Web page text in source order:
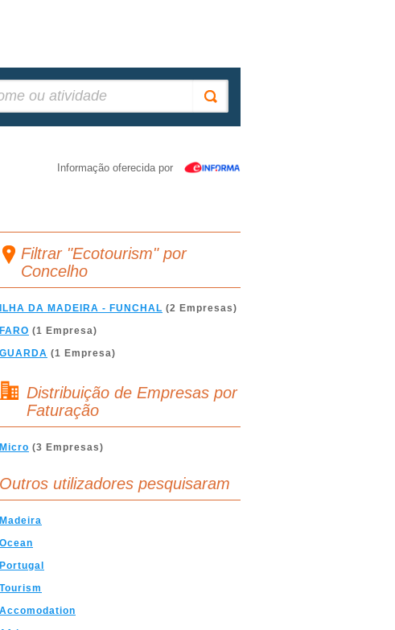
Informação oferecida por
Filtrar "Ecotourism" por
Concelho
ILHA DA MADEIRA - FUNCHAL (2 Empresas)
FARO (1 Empresa)
GUARDA (1 Empresa)
Distribuição de Empresas por
Faturação
Micro (3 Empresas)
Outros utilizadores pesquisaram
Madeira
Ocean
Portugal
Tourism
Accomodation